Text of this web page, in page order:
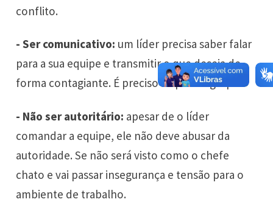
conflito.
- Ser comunicativo: um líder precisa saber falar
para a sua equipe e transmitir o que deseja de
forma contagiante. É preciso inspirar o grupo.
- Não ser autoritário: apesar de o líder
comandar a equipe, ele não deve abusar da
autoridade. Se não será visto como o chefe
chato e vai passar insegurança e tensão para o
ambiente de trabalho.